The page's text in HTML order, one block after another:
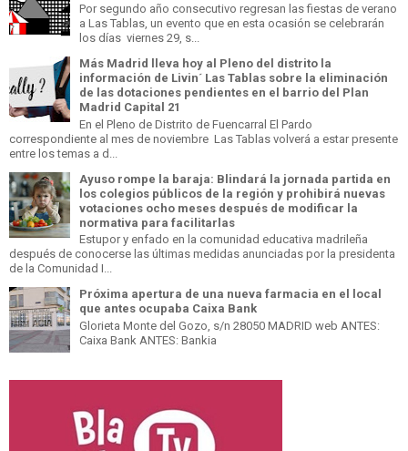
Por segundo año consecutivo regresan las fiestas de verano
a Las Tablas, un evento que en esta ocasión se celebrarán
los días viernes 29, s...
Más Madrid lleva hoy al Pleno del distrito la
información de Livin´ Las Tablas sobre la eliminación
de las dotaciones pendientes en el barrio del Plan
Madrid Capital 21
En el Pleno de Distrito de Fuencarral El Pardo
correspondiente al mes de noviembre Las Tablas volverá a estar presente
entre los temas a d...
Ayuso rompe la baraja: Blindará la jornada partida en
los colegios públicos de la región y prohibirá nuevas
votaciones ocho meses después de modificar la
normativa para facilitarlas
Estupor y enfado en la comunidad educativa madrileña
después de conocerse las últimas medidas anunciadas por la presidenta
de la Comunidad I...
Próxima apertura de una nueva farmacia en el local
que antes ocupaba Caixa Bank
Glorieta Monte del Gozo, s/n 28050 MADRID web ANTES:
Caixa Bank ANTES: Bankia